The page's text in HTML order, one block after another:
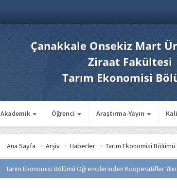
Çanakkale Onsekiz Mart
Ziraat Fakültesi
Tarım Ekonomisi
Akademik Öğrenci Araştırma-Yayın
Ana Sayfa > Arşiv > Haberler > Tarım Ekonomisi
Tarım Ekonomisi Bölümü Öğrencilerinden Kooperatifler